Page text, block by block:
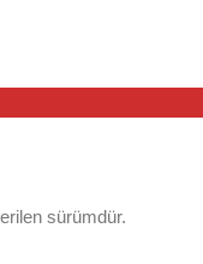
sürümdür.